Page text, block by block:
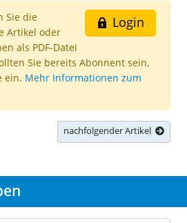
Login
Sie die
Artikel oder
als PDF-Datei
Sie bereits Abonnent sein,
ein. Mehr Informationen zum
nachfolgender Artikel